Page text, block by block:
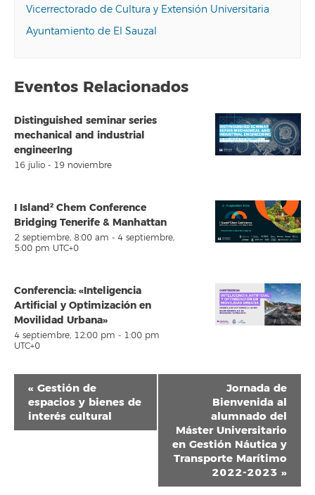
Vicerrectorado de Cultura y Extensión Universitaria
Ayuntamiento de El Sauzal
Eventos Relacionados
Distinguished seminar series
mechanical and industrial
engineerIng
16 julio - 19 noviembre
I Island² Chem Conference
Bridging Tenerife & Manhattan
2 septiembre, 8:00 am - 4 septiembre,
5:00 pm UTC+0
Conferencia: «Inteligencia
Artificial y Optimización en
Movilidad Urbana»
4 septiembre, 12:00 pm - 1:00 pm
UTC+0
Navegación
del
Evento
« Gestión de
espacios y bienes de
interés cultural
Jornada de
Bienvenida al
alumnado del
Máster Universitario
en Gestión Náutica y
Transporte Marítimo
2022-2023 »